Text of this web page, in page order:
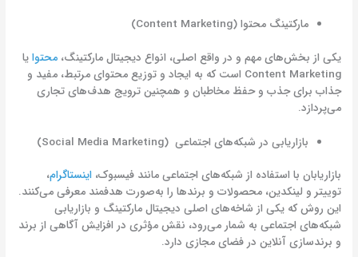
مارکتینگ محتوا (Content Marketing)
یکی از بخش‌های مهم و در واقع اصلی، انواع دیجیتال مارکتینگ،محتوایا
Content Marketing است که به ایجاد و توزیع محتوای مرتبط، مفید و
جذاب برای جذب و حفظ مخاطبان و همچنین ترویج هدف‌های تجاری
می‌پردازد.
بازاریابی در شبکه‌های اجتماعی (Social Media Marketing)
بازاریابان با استفاده از شبکه‌های اجتماعی مانند فیسبوک،اینستاگرام،
توییتر و لینکدین، محصولات و برندها را به‌صورت هدفمند معرفی می‌کنند.
این روش که یکی از شاخه‌های اصلی دیجیتال مارکتینگ و بازاریابی
شبکه‌های اجتماعی به شمار می‌رود، نقش مؤثری در افزایش آگاهی از برند
و برندسازی آنلاین در فضای مجازی دارد.